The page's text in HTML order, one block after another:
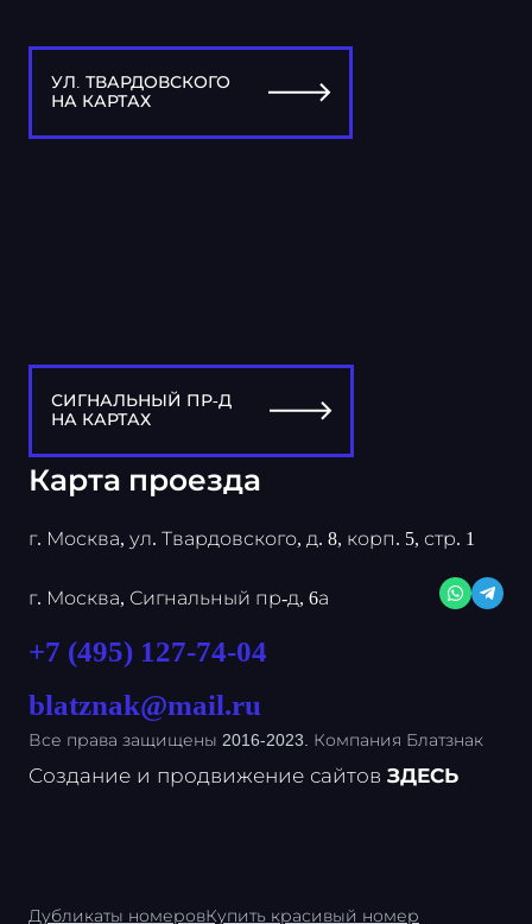
УЛ. ТВАРДОВСКОГО
НА КАРТАХ
СИГНАЛЬНЫЙ ПР-Д
НА КАРТАХ
Карта проезда
г. Москва, ул. Твардовского, д. 8, корп. 5, стр. 1
г. Москва, Сигнальный пр-д, 6а
+7 (495) 127-74-04
blatznak@mail.ru
Все права защищены 2016-2023. Компания Блатзнак
Создание и продвижение сайтов ЗДЕСЬ
Дубликаты номеровКупить красивый номер